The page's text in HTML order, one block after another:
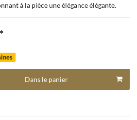
à la pièce une élégance élégante.
*
Dans le panier